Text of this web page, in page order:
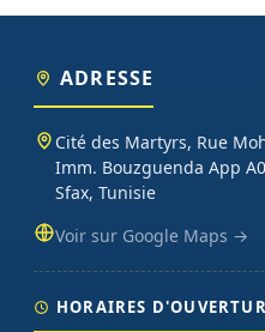
modules (température, distance,
oscilloscopes), impression 3D et
ADRESSE
Cité des Martyrs, Rue
Imm. Bouzguenda App
Sfax, Tunisie
Voir sur Google Maps →
HORAIRES